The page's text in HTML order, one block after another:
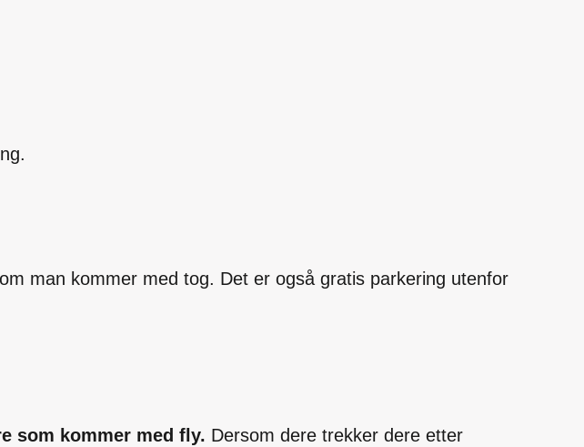
man kommer med tog. Det er også gratis parkering utenfor
som kommer med fly. Dersom dere trekker dere etter